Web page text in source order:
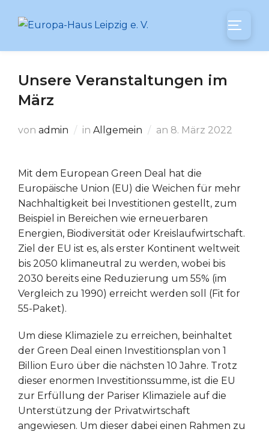
Inhalt
Unsere Veranstaltungen im
März
von admin in Allgemein an Veröffentlicht
8. März 2022
Mit dem European Green Deal hat die
Europäische Union (EU) die Weichen für mehr
Nachhaltigkeit bei Investitionen gestellt, zum
Beispiel in Bereichen wie erneuerbaren
Energien, Biodiversität oder Kreislaufwirtschaft.
Ziel der EU ist es, als erster Kontinent weltweit
bis 2050 klimaneutral zu werden, wobei bis
2030 bereits eine Reduzierung um 55% (im
Vergleich zu 1990) erreicht werden soll (Fit for
55-Paket).
Um diese Klimaziele zu erreichen, beinhaltet
der Green Deal einen Investitionsplan von 1
Billion Euro über die nächsten 10 Jahre. Trotz
dieser enormen Investitionssumme, ist die EU
zur Erfüllung der Pariser Klimaziele auf die
Unterstützung der Privatwirtschaft
angewiesen. Um dieser dabei einen Rahmen zu